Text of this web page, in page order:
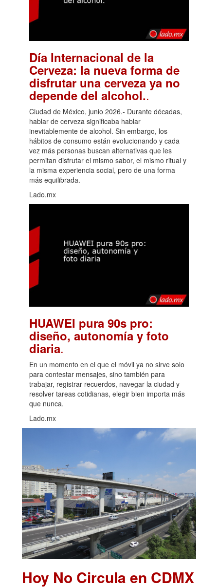
Día Internacional de la
Cerveza: la nueva forma de
disfrutar una cerveza ya no
depende del alcohol..
Ciudad de México, junio 2026.- Durante décadas,
hablar de cerveza significaba hablar
inevitablemente de alcohol. Sin embargo, los
hábitos de consumo están evolucionando y cada
vez más personas buscan alternativas que les
permitan disfrutar el mismo sabor, el mismo ritual y
la misma experiencia social, pero de una forma
más equilibrada.
Lado.mx
HUAWEI pura 90s pro:
diseño, autonomía y foto
diaria.
En un momento en el que el móvil ya no sirve solo
para contestar mensajes, sino también para
trabajar, registrar recuerdos, navegar la ciudad y
resolver tareas cotidianas, elegir bien importa más
que nunca.
Lado.mx
Hoy No Circula en CDMX